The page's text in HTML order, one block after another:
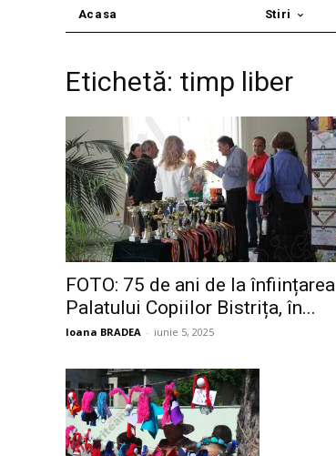
Acasa Stiri
Etichetă: timp liber
FOTO: 75 de ani de la înființarea
Palatului Copiilor Bistrița, în...
Ioana BRADEA - iunie 5, 2025